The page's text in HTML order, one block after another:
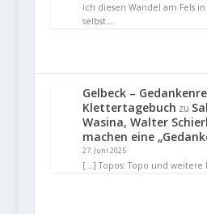
ich diesen Wandel am Fels
selbst…
Gelbeck –
Klettertagebuch zu
Wasina, Walter
machen eine
27. Juni 2025
[…] Topos: Topo und weitere